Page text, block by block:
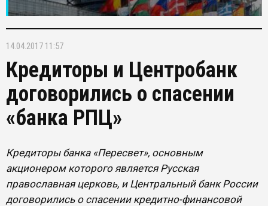
14.04.2017 11:57
Кредиторы и Центробанк
договорились о спасении
«банка РПЦ»
Кредиторы банка «Пересвет», основным
акционером которого является Русская
православная церковь, и Центральный банк России
договорились о спасении кредитно-финансовой